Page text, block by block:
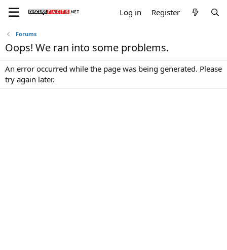
Log in Register
Forums
Oops! We ran into some problems.
An error occurred while the page was being generated. Please
try again later.